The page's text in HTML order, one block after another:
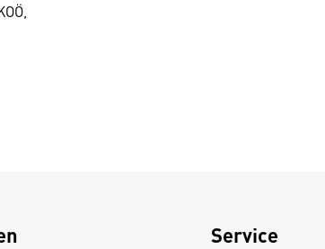
Service